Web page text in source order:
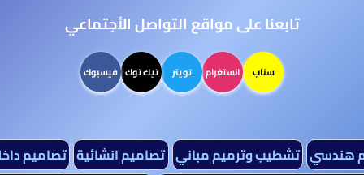
تابعنا على مواقع التواصل الأجتماعي
سناب انستغرام تويتر تيك توك فيسبوك
هندسي تشطيب وترميم مباني تصاميم انشائية تصاميم